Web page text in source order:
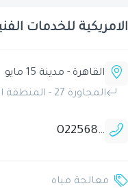
الامريكية للخدمات
القاهرة - مدينة 15 مايو
المجاورة 27 - المنطقة الصناعية
0225680023
معالجة مياه